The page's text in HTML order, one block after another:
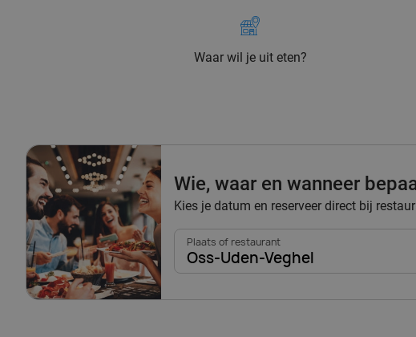
Waar wil je uit eten?
Wie, waar en wanneer
Kies je datum en reserveer direct bij
Plaats of restaurant
Oss-Uden-Veghel